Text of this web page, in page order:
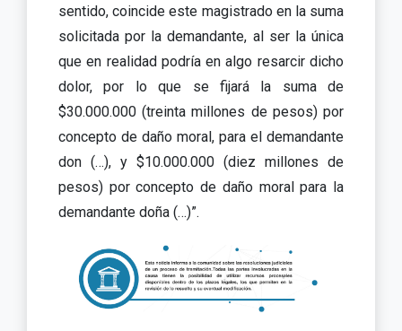
sentido, coincide este magistrado en la suma
solicitada por la demandante, al ser la única
que en realidad podría en algo resarcir dicho
dolor, por lo que se fijará la suma de
$30.000.000 (treinta millones de pesos) por
concepto de daño moral, para el demandante
don (…), y $10.000.000 (diez millones de
pesos) por concepto de daño moral para la
demandante doña (…)”.